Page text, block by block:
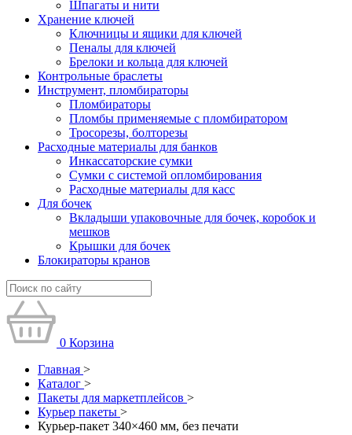
Шпагаты и нити
Хранение ключей
Ключницы и ящики для ключей
Пеналы для ключей
Брелоки и кольца для ключей
Контрольные браслеты
Инструмент, пломбираторы
Пломбираторы
Пломбы применяемые с пломбиратором
Тросорезы, болторезы
Расходные материалы для банков
Инкассаторские сумки
Сумки с системой опломбирования
Расходные материалы для касс
Для бочек
Вкладыши упаковочные для бочек, коробок и
мешков
Крышки для бочек
Блокираторы кранов
0 Корзина
Главная >
Каталог >
Пакеты для маркетплейсов >
Курьер пакеты >
Курьер-пакет 340×460 мм, без печати